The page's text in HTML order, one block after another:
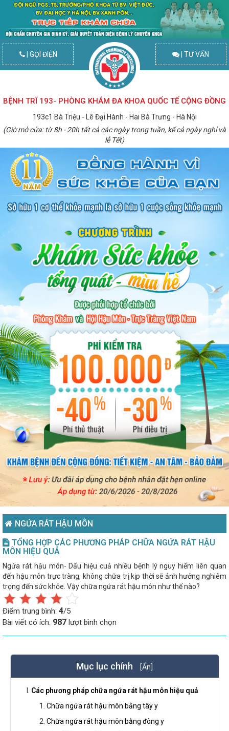
| GỌI ĐIỆN | TƯ VẤN
BỆNH TRĨ 193- PHÒNG KHÁM ĐA KHOA QUỐC TẾ CỘNG ĐỒNG
193c1 Bà Triệu - Lê Đại Hành - Hai Bà Trưng - Hà Nội
(Giờ mở cửa: từ 8h - 20h tất cả các ngày trong tuần, kể cả ngày nghỉ và
lễ Tết)
NGỨA RÁT HẬU MÔN
TỔNG HỢP CÁC PHƯƠNG PHÁP CHỮA NGỨA RÁT HẬU
MÔN HIỆU QUẢ
Ngứa rát hậu môn- Dấu hiệu cuả nhiều bệnh lý nguy hiểm liên quan
đến hậu môn trực tràng, không chữa trị kịp thời sẽ ảnh hưởng nghiêm
trọng đến sức khỏe. Vậy chữa ngứa rát hậu môn như thế nào?
Điểm trung bình: 4/5
Bài viết có ích: 987 lượt bình chọn
Mục lục chính [Ẩn]
Các phương pháp chữa ngứa rát hậu môn hiệu quả
Chữa ngứa rát hậu môn bằng tây y
Chữa ngứa rát hậu môn bằng đông y